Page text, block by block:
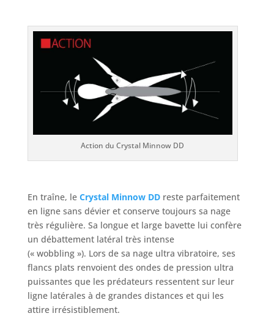
Action du Crystal Minnow DD
En traîne, le Crystal Minnow DDreste parfaitement
en ligne sans dévier et conserve toujours sa nage
très régulière. Sa longue et large bavette lui confère
un débattement latéral très intense
(« wobbling »). Lors de sa nage ultra vibratoire, ses
flancs plats renvoient des ondes de pression ultra
puissantes que les prédateurs ressentent sur leur
ligne latérales à de grandes distances et qui les
attire irrésistiblement.